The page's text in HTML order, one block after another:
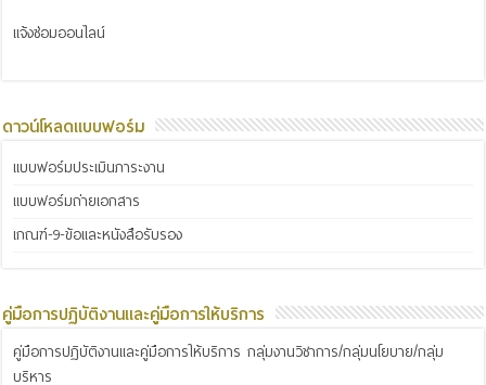
แจ้งซ่อมออนไลน์
ดาวน์โหลดแบบฟอร์ม
แบบฟอร์มประเมินภาระงาน
แบบฟอร์มถ่ายเอกสาร
เกณฑ์-9-ข้อและหนังสือรับรอง
คู่มือการปฏิบัติงานและคู่มือการให้บริการ
คู่มือการปฏิบัติงานและคู่มือการให้บริการ กลุ่มงานวิชาการ/กลุ่มนโยบาย/กลุ่ม
บริหาร